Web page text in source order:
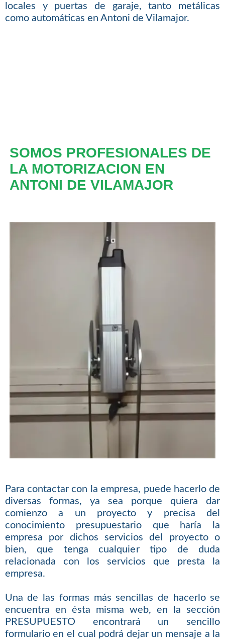
locales y puertas de garaje, tanto metálicas
como automáticas en Antoni de Vilamajor.
SOMOS PROFESIONALES DE
LA MOTORIZACION EN
ANTONI DE VILAMAJOR
Para contactar con la empresa, puede hacerlo de
diversas formas, ya sea porque quiera dar
comienzo a un proyecto y precisa del
conocimiento presupuestario que haría la
empresa por dichos servicios del proyecto o
bien, que tenga cualquier tipo de duda
relacionada con los servicios que presta la
empresa.
Una de las formas más sencillas de hacerlo se
encuentra en ésta misma web, en la sección
PRESUPUESTO encontrará un sencillo
formulario en el cual podrá dejar un mensaje a la